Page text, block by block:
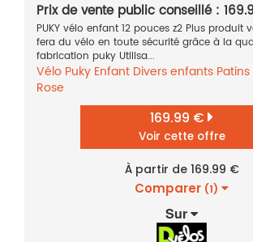
Prix de vente public conseillé :
PUKY vélo enfant 12 pouces z2 Plus produit
fera du vélo en toute sécurité grâce à la
fabrication puky Utilisa...
Vélo Puky Enfant Divers enfants Patins
Rose
169.99 €
Voir cette offre
À partir de 169.99 €
Comparer (1)
Sur